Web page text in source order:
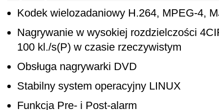
Kodek wielozadaniowy H.264, MPEG-4,
Nagrywanie w wysokiej rozdzielczości
100 kl./s(P) w czasie rzeczywistym
Obsługa nagrywarki DVD
Stabilny system operacyjny LINUX
Funkcja Pre- i Post-alarm